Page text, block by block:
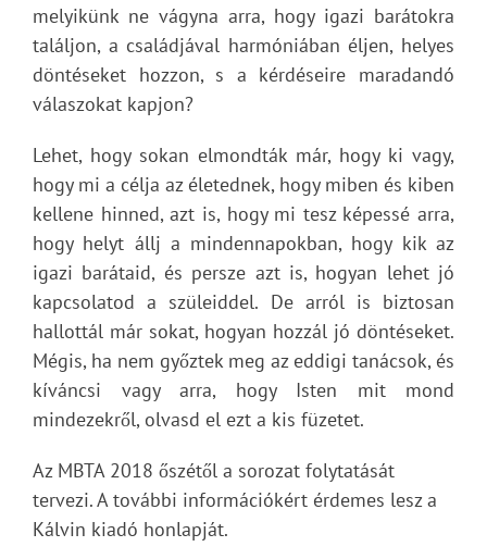
melyikünk ne vágyna arra, hogy igazi barátokra
találjon, a családjával harmóniában éljen, helyes
döntéseket hozzon, s a kérdéseire maradandó
válaszokat kapjon?
Lehet, hogy sokan elmondták már, hogy ki vagy,
hogy mi a célja az életednek, hogy miben és kiben
kellene hinned, azt is, hogy mi tesz képessé arra,
hogy helyt állj a mindennapokban, hogy kik az
igazi barátaid, és persze azt is, hogyan lehet jó
kapcsolatod a szüleiddel. De arról is biztosan
hallottál már sokat, hogyan hozzál jó döntéseket.
Mégis, ha nem győztek meg az eddigi tanácsok, és
kíváncsi vagy arra, hogy Isten mit mond
mindezekről, olvasd el ezt a kis füzetet.
Az MBTA 2018 őszétől a sorozat folytatását
tervezi. A további információkért érdemes lesz a
Kálvin kiadó honlapját.